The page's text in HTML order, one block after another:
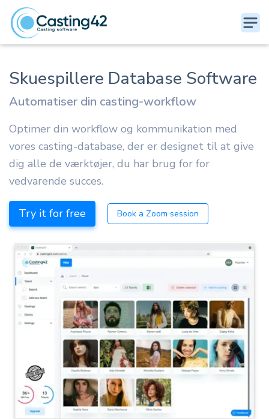
Skuespillere Database Software
Automatiser din casting-workflow
Optimer din workflow og kommunikation med
vores casting-database, der er designet til at give
dig alle de værktøjer, du har brug for for
vedvarende succes.
Try it for free Book a Zoom session